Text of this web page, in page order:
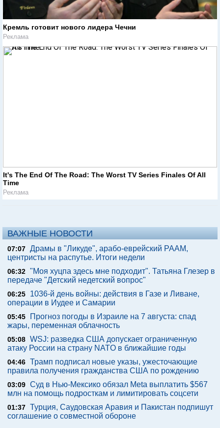
Кремль готовит нового лидера Чечни
Реклама
It's The End Of The Road: The Worst TV Series Finales Of All
Time
Реклама
ВАЖНЫЕ НОВОСТИ
07:07 Драмы в "Ликуде", арабо-еврейский РААМ,
центристы на распутье. Итоги недели
06:32 "Моя хуцпа здесь мне подходит". Татьяна Глезер в
передаче "Детский недетский вопрос"
06:25
1036-й день войны: действия в Газе и Ливане,
операции в Иудее и Самарии
05:45
Прогноз погоды в Израиле на 7 августа: спад
жары, переменная облачность
05:08 WSJ: разведка США допускает ограниченную
атаку России на страну NATO в ближайшие годы
04:46 Трамп подписал новые указы, ужесточающие
правила получения гражданства США по рождению
03:09 Суд в Нью-Мексико обязал Meta выплатить $567
млн на помощь подросткам и лимитировать соцсети
01:37 Турция, Саудовская Аравия и Пакистан подпишут
соглашение о совместной обороне